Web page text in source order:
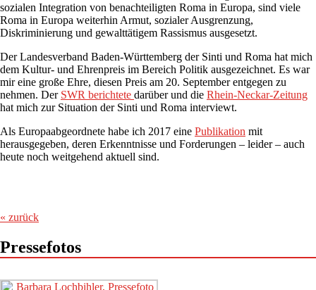
sozialen Integration von benachteiligten Roma in Europa, sind viele
Roma in Europa weiterhin Armut, sozialer Ausgrenzung,
Diskriminierung und gewalttätigem Rassismus ausgesetzt.
Der Landesverband Baden-Württemberg der Sinti und Roma hat mich
dem Kultur- und Ehrenpreis im Bereich Politik ausgezeichnet. Es war
mir eine große Ehre, diesen Preis am 20. September entgegen zu
nehmen. Der SWR berichtete darüber und die Rhein-Neckar-Zeitung
hat mich zur Situation der Sinti und Roma interviewt.
Als Europaabgeordnete habe ich 2017 eine Publikation mit
herausgegeben, deren Erkenntnisse und Forderungen – leider – auch
heute noch weitgehend aktuell sind.
« zurück
Pressefotos